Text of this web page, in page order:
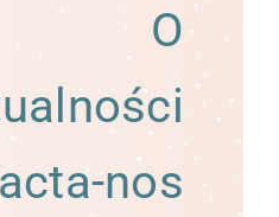
O
nos